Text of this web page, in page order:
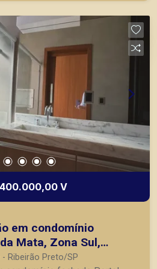
e segurança, em
prontos, usados ou
lançamentos da cidade de
V
em condomínio
Mata, Zona Sul,
Ribeirão Preto/SP